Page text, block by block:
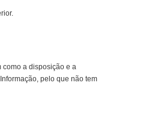
como a disposição e a
pelo que não tem